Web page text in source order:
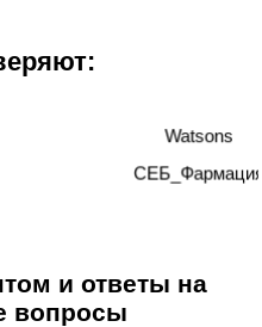
и ответы на
вопросы